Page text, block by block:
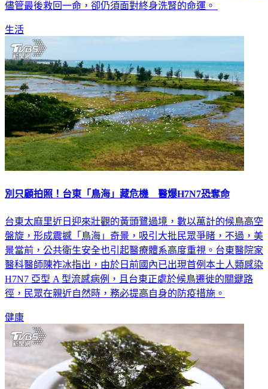
儘管最後救回一命，卻仍須面對終身洗腎的命運。
生活
別只顧拍照！台東「鳥海」藏危機 醫爆H7N7恐奪命
台東太麻里近日迎來壯觀的黃頭鷺過境，數以萬計的候鳥高空
盤旋，形成震撼「鳥海」奇景，吸引大批民眾爭睹，不過，美
景當前，公共衛生安全也引起醫療體系高度重視。台東醫院家
醫科醫師陳祚冰指出，由於日前國內已出現首例本土人類感染
H7N7 亞型 A 型流感病例，且台東正處於候鳥遷徙的關鍵路
徑，民眾在親近自然時，務必提高自身的防疫措施。
健康